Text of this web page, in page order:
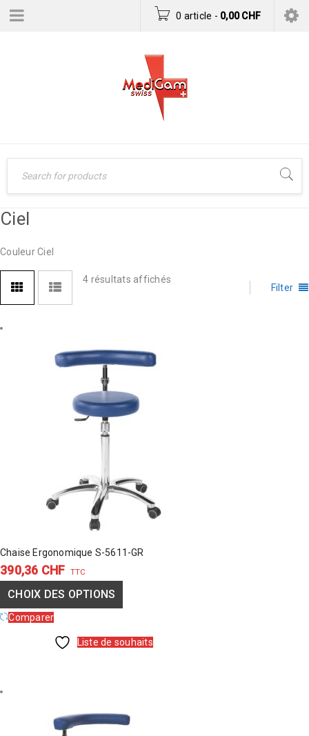
0 article - 0,00CHF
Ciel
Couleur Ciel
Filter
4 résultats affichés
Chaise Ergonomique S-5611-GR
390,36 CHF TTC
CHOIX DES OPTIONS
Comparer
Liste de souhaits